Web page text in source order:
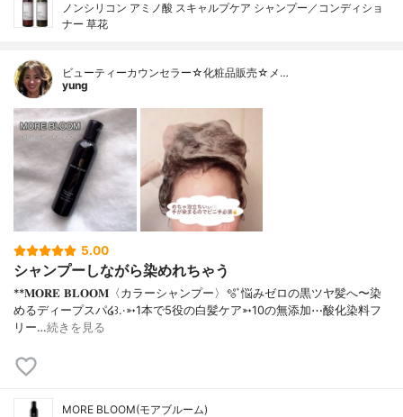
ノンシリコン アミノ酸 スキャルプケア シャンプー／コンディショ
ナー 草花
ビューティーカウンセラー☆化粧品販売☆メ…
yung
5.00
シャンプーしながら染めれちゃう
**𝐌𝐎𝐑𝐄 𝐁𝐋𝐎𝐎𝐌〈カラーシャンプー〉⁡⁡🫧 ͛悩みゼロの黒ツヤ髪へ〜染
めるディープスパ໒꒱.·⁡⁡⁡➳1本で5役の白髪ケア➳10の無添加⋯酸化染料フ
リー…続きを見る
MORE BLOOM(モアブルーム)